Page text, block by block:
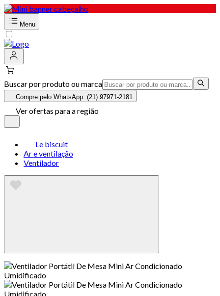
Menu
Buscar por produto ou marca
Compre pelo WhatsApp: (21) 97971-2181
Ver ofertas para a região
Le biscuit
Ar e ventilação
Ventilador